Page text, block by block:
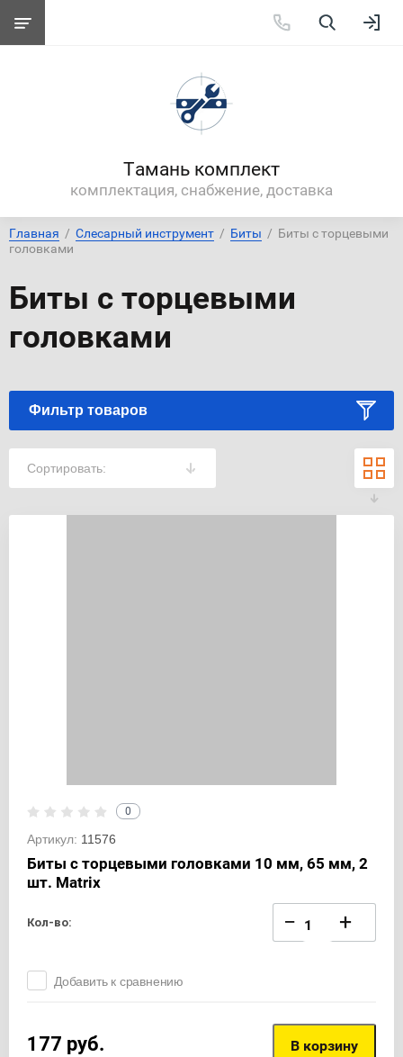
Тамань комплект
комплектация, снабжение, доставка
Главная
  /
Слесарный инструмент
  /
Биты
  /  Биты с торцевыми
головками
Биты с торцевыми
головками
Фильтр товаров
Сортировать:
0
Артикул: 11576
Биты с торцевыми головками 10 мм, 65 мм, 2
шт. Matrix
Кол-во: − +
Добавить к сравнению
177 руб. В корзину